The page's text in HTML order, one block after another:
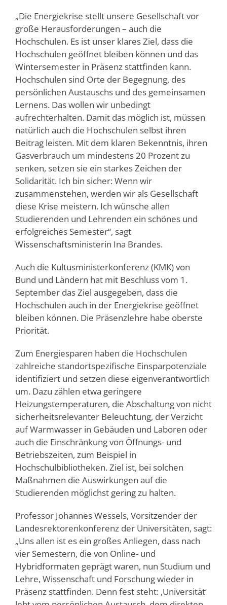
„Die Energiekrise stellt unsere Gesellschaft vor
große Herausforderungen – auch die
Hochschulen. Es ist unser klares Ziel, dass die
Hochschulen geöffnet bleiben können und das
Wintersemester in Präsenz stattfinden kann.
Hochschulen sind Orte der Begegnung, des
persönlichen Austauschs und des gemeinsamen
Lernens. Das wollen wir unbedingt
aufrechterhalten. Damit das möglich ist, müssen
natürlich auch die Hochschulen selbst ihren
Beitrag leisten. Mit dem klaren Bekenntnis, ihren
Gasverbrauch um mindestens 20 Prozent zu
senken, setzen sie ein starkes Zeichen der
Solidarität. Ich bin sicher: Wenn wir
zusammenstehen, werden wir als Gesellschaft
diese Krise meistern. Ich wünsche allen
Studierenden und Lehrenden ein schönes und
erfolgreiches Semester“, sagt
Wissenschaftsministerin Ina Brandes.
Auch die Kultusministerkonferenz (KMK) von
Bund und Ländern hat mit Beschluss vom 1.
September das Ziel ausgegeben, dass die
Hochschulen auch in der Energiekrise geöffnet
bleiben können. Die Präsenzlehre habe oberste
Priorität.
Zum Energiesparen haben die Hochschulen
zahlreiche standortspezifische Einsparpotenziale
identifiziert und setzen diese eigenverantwortlich
um. Dazu zählen etwa geringere
Heizungstemperaturen, die Abschaltung von nicht
sicherheitsrelevanter Beleuchtung, der Verzicht
auf Warmwasser in Gebäuden und Laboren oder
auch die Einschränkung von Öffnungs- und
Betriebszeiten, zum Beispiel in
Hochschulbibliotheken. Ziel ist, bei solchen
Maßnahmen die Auswirkungen auf die
Studierenden möglichst gering zu halten.
Professor Johannes Wessels, Vorsitzender der
Landesrektorenkonferenz der Universitäten, sagt:
„Uns allen ist es ein großes Anliegen, dass nach
vier Semestern, die von Online- und
Hybridformaten geprägt waren, nun Studium und
Lehre, Wissenschaft und Forschung wieder in
Präsenz stattfinden. Denn fest steht: ‚Universität‘